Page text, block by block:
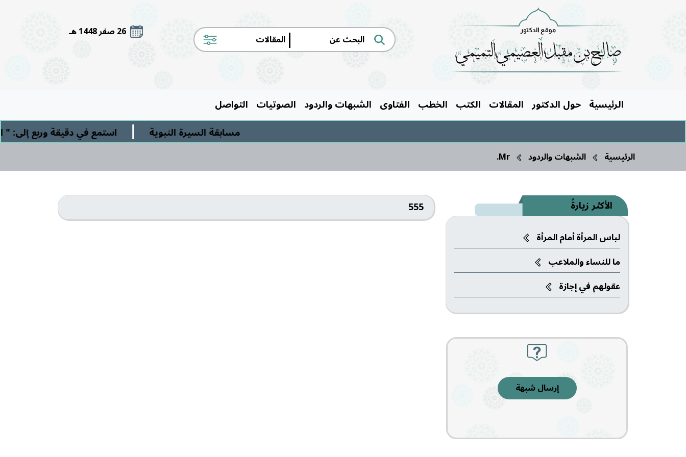
| 26 صفر 1448 هـ
الرئيسية حول الدكتور المقالات الكتب الخطب الفتاوى الشبهات والردود الصوتيات التواصل
مسابقة السيرة النبوية
| استمع في دقيقة وربع إلى: "
الرئيسية الشبهات والردود Mr.
الأكثر زيارةً
لباس المرأة أمام المرأة
ما للنساء والملاعب‎
عقولهم في إجازة
إرسال شبهة
555